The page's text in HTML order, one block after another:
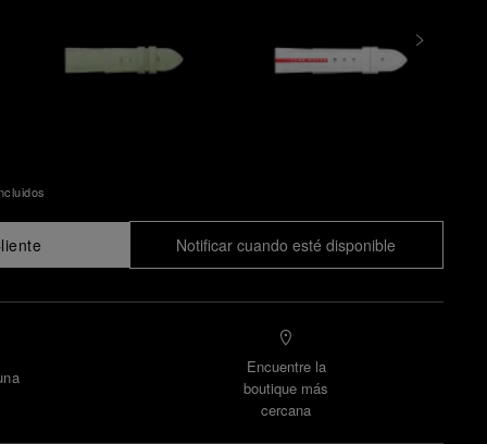
Notificar cuando esté disponible
Encuentre la
boutique más
cercana